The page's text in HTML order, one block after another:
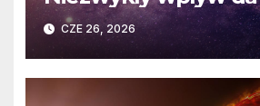
spotkania na
Słonecznego
CZE 26, 2026